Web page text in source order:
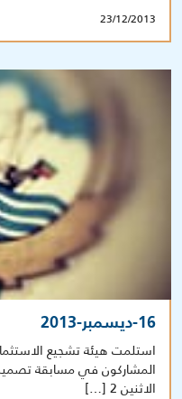
23/12/2013
16-ديسمبر-2013
استلمت هيئة تشجيع
المشاركون في مسابقة
الاثنين 2 […]